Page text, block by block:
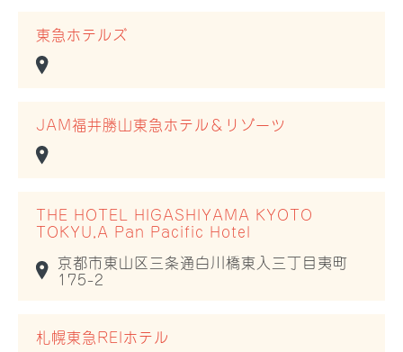
東急ホテルズ
JAM福井勝山東急ホテル＆リゾーツ
THE HOTEL HIGASHIYAMA KYOTO
TOKYU,A Pan Pacific Hotel
京都市東山区三条通白川橋東入三丁目夷町
175-2
札幌東急REIホテル